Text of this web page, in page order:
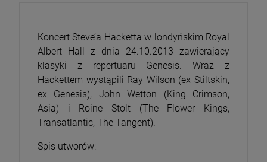
Koncert Steve’a Hacketta w londyńskim Royal
Albert Hall z dnia 24.10.2013 zawierający
klasyki z repertuaru Genesis. Wraz z
Hackettem wystąpili Ray Wilson (ex Stiltskin,
ex Genesis), John Wetton (King Crimson,
Asia) i Roine Stolt (The Flower Kings,
Transatlantic, The Tangent).
Spis utworów: